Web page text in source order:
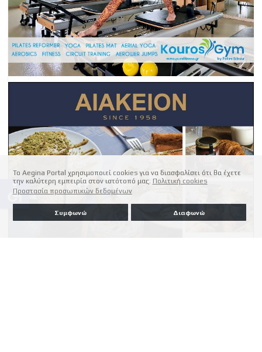
Το Aegina Portal χρησιμοποιεί cookies για να διασφαλίσει ότι θα έχετε
την καλύτερη εμπειρία στον ιστότοπό μας. Πολιτική cookies
Προστασία προσωπικών δεδομένων
Συμφωνώ Διαφωνώ
accessible